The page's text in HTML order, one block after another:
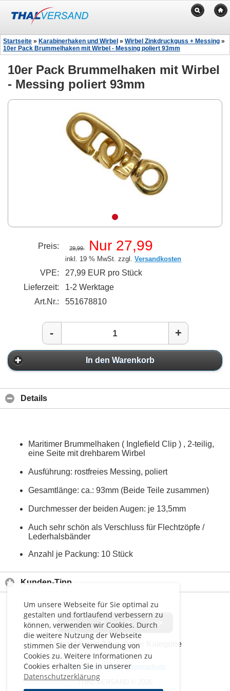
Um unsere Webseite für Sie optimal zu
gestalten und fortlaufend verbessern zu
können, verwenden wir Cookies. Durch
die weitere Nutzung der Webseite
stimmen Sie der Verwendung von
Cookies zu. Weitere Informationen zu
Cookies erhalten Sie in unserer
Datenschutzerklärung
Startseite » Karabinerhaken und Wirbel » Wirbel Zinkdruckguss + Messing »
10er Pack Brummelhaken mit Wirbel - Messing poliert 93mm
10er Pack Brummelhaken mit Wirbel
- Messing poliert 93mm
Preis: 29,99 Nur 27,99
inkl. 19 % MwSt. zzgl. Versandkosten
VPE:
27,99 EUR pro Stück
Lieferzeit:
1-2 Werktage
Art.Nr.:
551678810
- +
In den Warenkorb
Details
Maritimer Brummelhaken ( Inglefield Clip ) , 2-teilig,
eine Seite mit drehbarem Wirbel
Ausführung: rostfreies Messing, poliert
Gesamtlänge: ca.: 93mm (Beide Teile zusammen)
Durchmesser der beiden Augen: je 13,5mm
Auch sehr schön als Verschluss für Flechtzöpfe /
Lederhalsbänder
Anzahl je Packung: 10 Stück
Kunden-Tipp
<< < > >>
Artikel16 von 34in dieser Kategorie
Impressum-AGB-Datenschutz
THAL VERSAND © 2026